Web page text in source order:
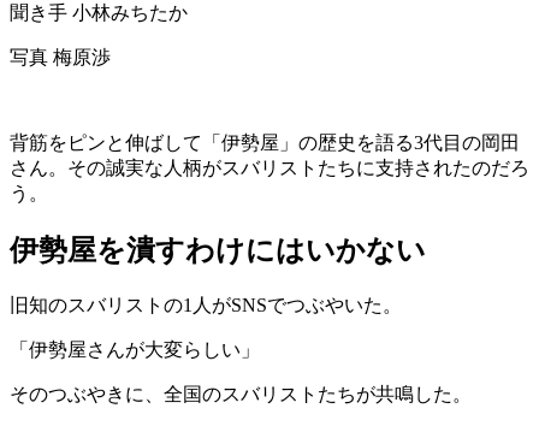
聞き手 小林みちたか
写真 梅原渉
背筋をピンと伸ばして「伊勢屋」の歴史を語る3代目の岡田
さん。その誠実な人柄がスバリストたちに支持されたのだろ
う。
伊勢屋を潰すわけにはいかない
旧知のスバリストの1人がSNSでつぶやいた。
「伊勢屋さんが大変らしい」
そのつぶやきに、全国のスバリストたちが共鳴した。